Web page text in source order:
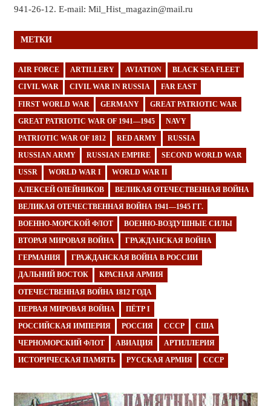
941-26-12. E-mail: Mil_Hist_magazin@mail.ru
МЕТКИ
AIR FORCE ARTILLERY AVIATION BLACK SEA FLEET
CIVIL WAR CIVIL WAR IN RUSSIA FAR EAST
FIRST WORLD WAR GERMANY GREAT PATRIOTIC WAR
GREAT PATRIOTIC WAR OF 1941—1945 NAVY
PATRIOTIC WAR OF 1812 RED ARMY RUSSIA
RUSSIAN ARMY RUSSIAN EMPIRE SECOND WORLD WAR
USSR WORLD WAR I WORLD WAR II
АЛЕКСЕЙ ОЛЕЙНИКОВ ВЕЛИКАЯ ОТЕЧЕСТВЕННАЯ ВОЙНА
ВЕЛИКАЯ ОТЕЧЕСТВЕННАЯ ВОЙНА 1941—1945 ГГ.
ВОЕННО-МОРСКОЙ ФЛОТ ВОЕННО-ВОЗДУШНЫЕ СИЛЫ
ВТОРАЯ МИРОВАЯ ВОЙНА ГРАЖДАНСКАЯ ВОЙНА
ГЕРМАНИЯ ГРАЖДАНСКАЯ ВОЙНА В РОССИИ
ДАЛЬНИЙ ВОСТОК КРАСНАЯ АРМИЯ
ОТЕЧЕСТВЕННАЯ ВОЙНА 1812 ГОДА
ПЕРВАЯ МИРОВАЯ ВОЙНА ПЁТР I
РОССИЙСКАЯ ИМПЕРИЯ РОССИЯ СССР США
ЧЕРНОМОРСКИЙ ФЛОТ АВИАЦИЯ АРТИЛЛЕРИЯ
ИСТОРИЧЕСКАЯ ПАМЯТЬ РУССКАЯ АРМИЯ СССР